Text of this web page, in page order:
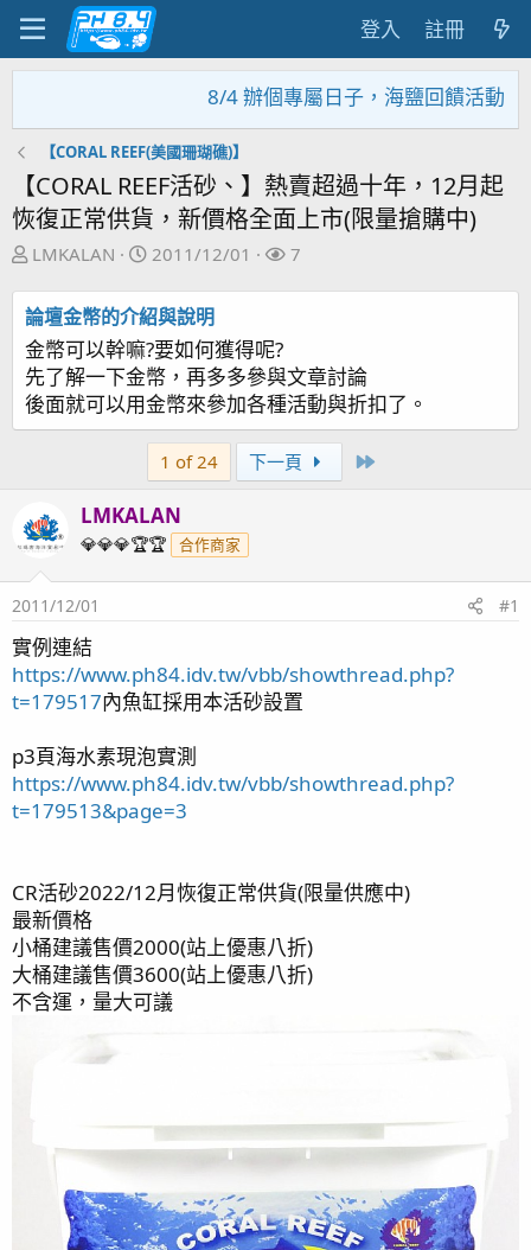
登入 註冊
8/4 辦個專屬日子，海鹽回饋活動，
【CORAL REEF(美國珊瑚礁)】
【CORAL REEF活砂、】熱賣超過十年，12月起
恢復正常供貨，新價格全面上市(限量搶購中)
主
發
起
人
LMKALAN
開
日
期
2011/12/01
關
7
論壇金幣的介紹與說明
金幣可以幹嘛?要如何獲得呢?
先了解一下金幣，再多多參與文章討論
後面就可以用金幣來參加各種活動與折扣了。
1 of 24 下一頁
LMKALAN
💎💎💎🏆🏆 合作商家
2011/12/01 #1
實例連結
https://www.ph84.idv.tw/vbb/showthread.php?
t=179517內魚缸採用本活砂設置
p3頁海水素現泡實測
https://www.ph84.idv.tw/vbb/showthread.php?
t=179513&page=3
CR活砂2022/12月恢復正常供貨(限量供應中)
最新價格
小桶建議售價2000(站上優惠八折)
大桶建議售價3600(站上優惠八折)
不含運，量大可議